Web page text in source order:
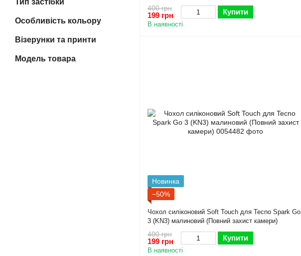
400 грн
199 грн Купити
В наявності
Новинка
−50%
Чохол силіконовий Soft Touch для Tecno Spark Go
3 (KN3) малиновий (Повний захист камери)
400 грн
199 грн Купити
В наявності
Тип застібки
Особливість кольору
Візерунки та принти
Модель товара